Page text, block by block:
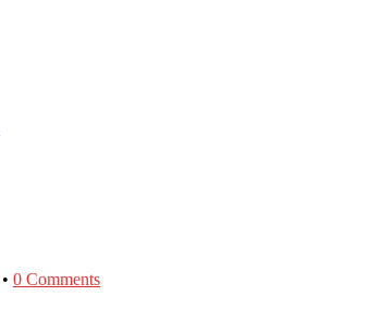
• 0 Comments